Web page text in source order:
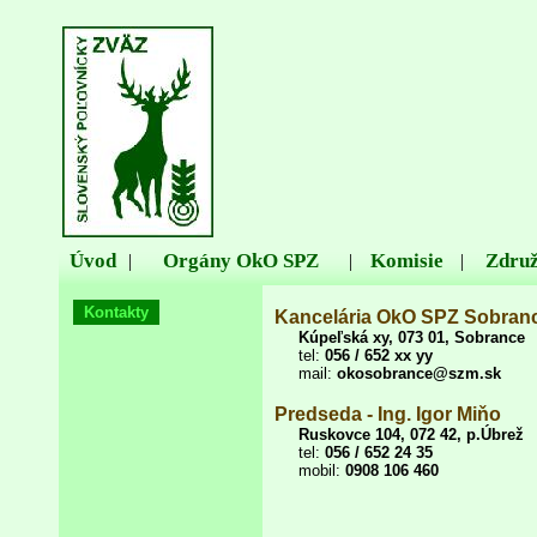
Úvod | Orgány OkO SPZ | Komisie |
Kontakty Kancelária OkO SPZ
Kúpeľská xy, 073 01, Sobrance
tel: 056 / 652 xx yy
mail: okosobrance@szm.sk
Predseda - Ing. Igor Miňo
Ruskovce 104, 072 42, p.Úbrež
tel: 056 / 652 24 35
mobil: 0908 106 460